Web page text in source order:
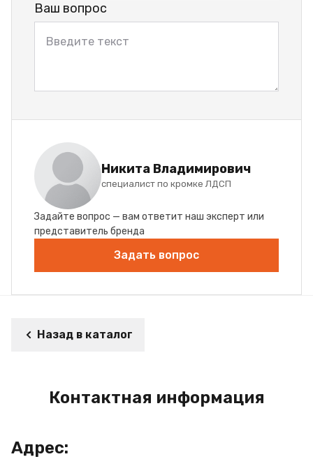
Ваш вопрос
Никита Владимирович
специалист по кромке ЛДСП
Задайте вопрос — вам ответит наш эксперт или
представитель бренда
Задать вопрос
Назад в каталог
Контактная информация
Адрес: